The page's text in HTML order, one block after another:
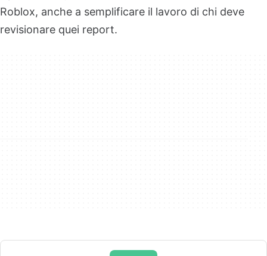
Roblox, anche a semplificare il lavoro di chi deve
revisionare quei report.